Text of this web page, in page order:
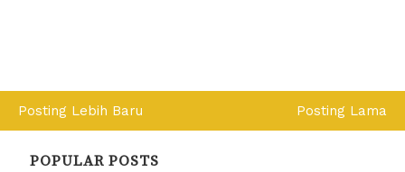
Posting Lebih Baru Posting Lama
POPULAR POSTS